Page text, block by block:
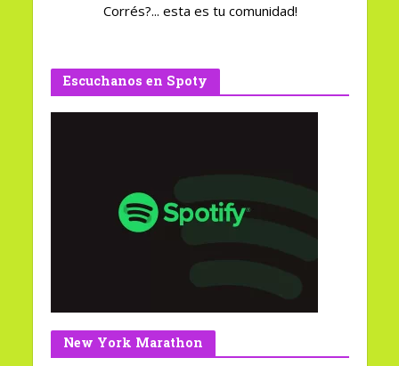
Corrés?... esta es tu comunidad!
Escuchanos en Spoty
New York Marathon